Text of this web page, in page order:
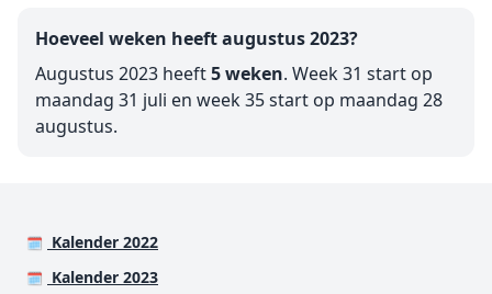
Hoeveel weken heeft augustus 2023?
Augustus 2023 heeft5 weken. Week 31 start op
maandag 31 juli en week 35 start op maandag 28
augustus.
🗓️ Kalender 2022
🗓️ Kalender 2023